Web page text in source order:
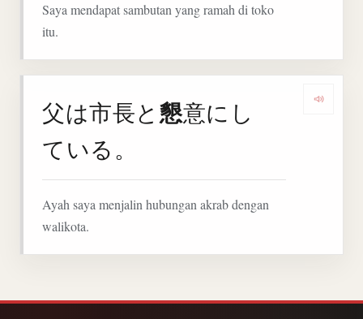
Saya mendapat sambutan yang ramah di toko
itu.
父は市長と 懇意にし
ている。
Ayah saya menjalin hubungan akrab dengan
walikota.